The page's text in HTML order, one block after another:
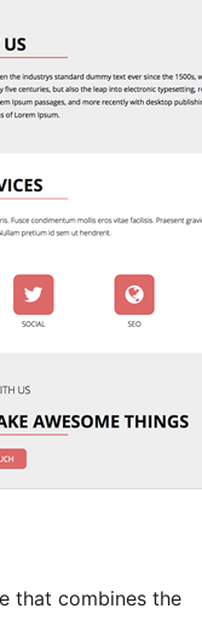
that combines the